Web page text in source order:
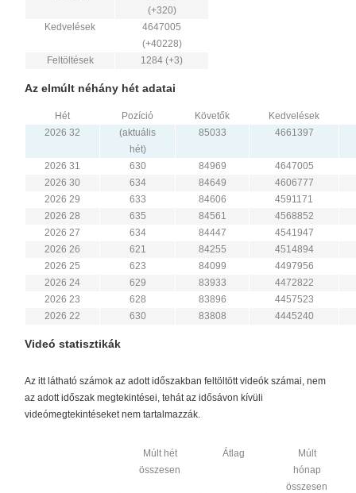
(+320)
Kedvelések
4647005
(+40228)
Feltöltések
1284 (+3)
Az elmúlt néhány hét adatai
Hét Pozíció Követők
Kedvelések
2026 32
(aktuális
hét)
85033 4661397
2026 31 630 84969
4647005
2026 30
634 84649
4606777
2026 29
633 84606
4591171
2026 28
635 84561
4568852
2026 27
634 84447
4541947
2026 26
621 84255
4514894
2026 25
623 84099
4497956
2026 24
629 83933
4472822
2026 23
628 83896
4457523
2026 22
630 83808 4445240
Videó statisztikák
Az itt látható számok az adott időszakban feltöltött videók számai, nem
az adott időszak megtekintései, tehát az idősávon kívüli
videómegtekintéseket nem tartalmazzák.
Múlt hét
összesen
Átlag
Múlt
hónap
összesen